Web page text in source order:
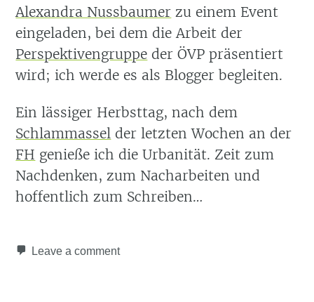
Alexandra Nussbaumer zu einem Event
eingeladen, bei dem die Arbeit der
Perspektivengruppe der ÖVP präsentiert
wird; ich werde es als Blogger begleiten.
Ein lässiger Herbsttag, nach dem
Schlammassel der letzten Wochen an der
FH genieße ich die Urbanität. Zeit zum
Nachdenken, zum Nacharbeiten und
hoffentlich zum Schreiben…
Leave a comment